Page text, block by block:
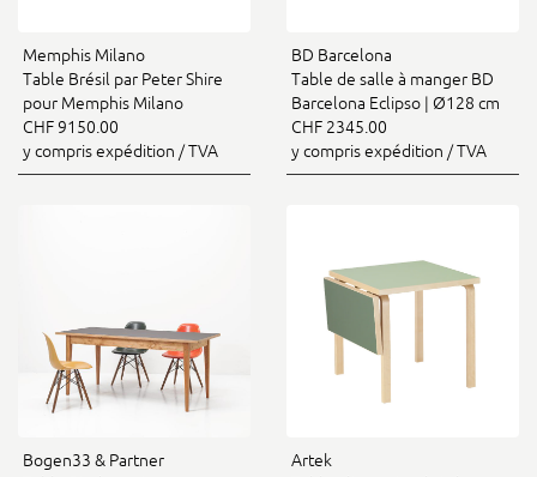
Memphis Milano
Table Brésil par Peter Shire
pour Memphis Milano
CHF 9150.00
y compris expédition / TVA
BD Barcelona
Table de salle à manger BD
Barcelona Eclipso | Ø128 cm
CHF 2345.00
y compris expédition / TVA
Bogen33 & Partner
Artek